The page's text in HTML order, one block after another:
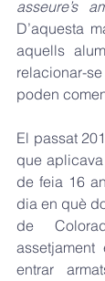
asseure’s
D’aquesta
aquells
relacionar-
poden
El passat
que
de feia 16
dia en què
de
entrar